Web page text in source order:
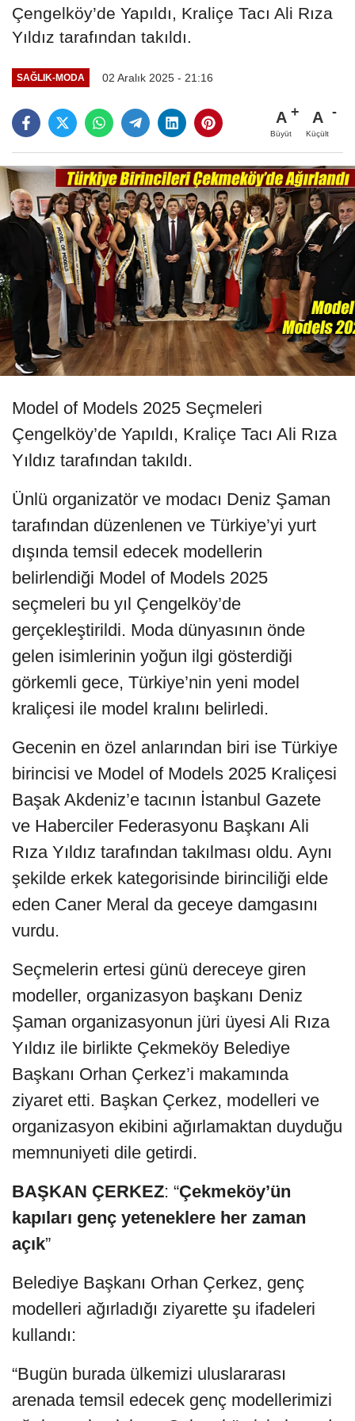
Çengelköy’de Yapıldı, Kraliçe Tacı Ali Rıza
Yıldız tarafından takıldı.
SAĞLIK-MODA 02 Aralık 2025 - 21:16
A
Büyüt
A
Küçült
Model of Models 2025 Seçmeleri
Çengelköy’de Yapıldı, Kraliçe Tacı Ali Rıza
Yıldız tarafından takıldı.
Ünlü organizatör ve modacı Deniz Şaman
tarafından düzenlenen ve Türkiye’yi yurt
dışında temsil edecek modellerin
belirlendiği Model of Models 2025
seçmeleri bu yıl Çengelköy’de
gerçekleştirildi. Moda dünyasının önde
gelen isimlerinin yoğun ilgi gösterdiği
görkemli gece, Türkiye’nin yeni model
kraliçesi ile model kralını belirledi.
Gecenin en özel anlarından biri ise Türkiye
birincisi ve Model of Models 2025 Kraliçesi
Başak Akdeniz’e tacının İstanbul Gazete
ve Haberciler Federasyonu Başkanı Ali
Rıza Yıldız tarafından takılması oldu. Aynı
şekilde erkek kategorisinde birinciliği elde
eden Caner Meral da geceye damgasını
vurdu.
Seçmelerin ertesi günü dereceye giren
modeller, organizasyon başkanı Deniz
Şaman organizasyonun jüri üyesi Ali Rıza
Yıldız ile birlikte Çekmeköy Belediye
Başkanı Orhan Çerkez’i makamında
ziyaret etti. Başkan Çerkez, modelleri ve
organizasyon ekibini ağırlamaktan duyduğu
memnuniyeti dile getirdi.
BAŞKAN ÇERKEZ: “Çekmeköy’ün
kapıları genç yeteneklere her zaman
açık”
Belediye Başkanı Orhan Çerkez, genç
modelleri ağırladığı ziyarette şu ifadeleri
kullandı:
“Bugün burada ülkemizi uluslararası
arenada temsil edecek genç modellerimizi